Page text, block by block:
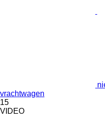
vrachtwagen
15
VIDEO